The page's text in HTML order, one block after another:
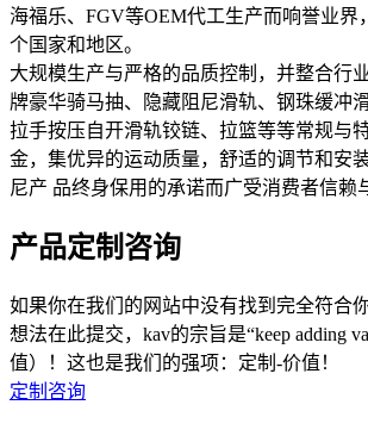
海福乐、FGV等OEM代工生产而响誉业界
个国家和地区。
大规模生产与严格的品质控制，并整合行
牌豪华骑马抽、隐藏阻尼滑轨、钢珠缓冲
拉手按压自开滑轨铰链、拉篮等等常规与
金，集优异的运动质量，舒适的调节和安
尼产 品终身保用的承诺而广受消费者信赖
产品定制咨询
如果你在我们的网站中没有找到完全符合
想法在此提交，kav的宗旨是“keep adding
值）！这也是我们的强项：定制-价值！
定制咨询